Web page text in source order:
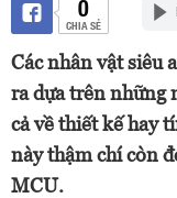
0
CHIA SẺ
Các nhân vật siêu
ra dựa trên những
cả về thiết kế hay
này thậm chí còn
MCU.